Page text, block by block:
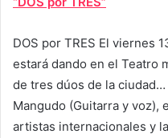
DOS por TRES El viernes
estará dando en el Teatro
de tres dúos de la
Mangudo (Guitarra y voz),
artistas internacionales y